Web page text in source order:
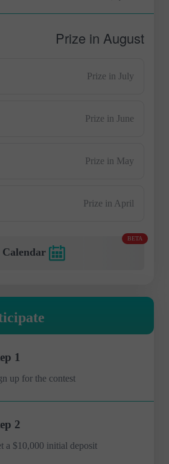
Prize in August
Prize in July
Prize in June
Prize in May
Prize in April
BETA
1
up for the contest
2
a $10,000 initial deposit